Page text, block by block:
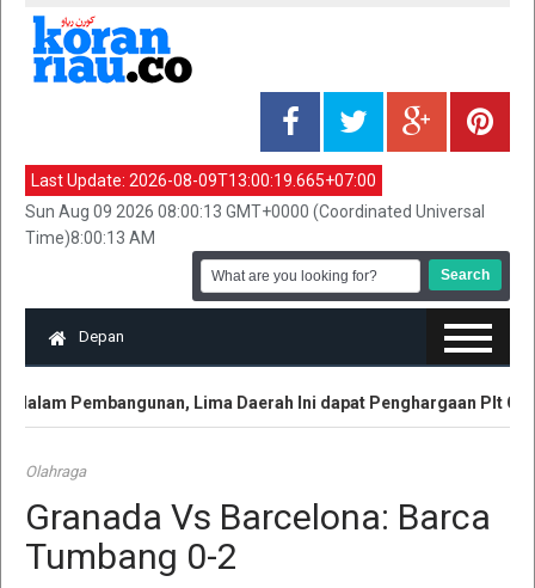
Last Update: 2026-08-09T13:00:19.665+07:00
Sun Aug 09 2026 08:00:13 GMT+0000 (Coordinated Universal
Time)8:00:13 AM
Depan
Pembangunan, Lima Daerah Ini dapat Penghargaan Plt
Olahraga
Granada Vs Barcelona: Barca
Tumbang 0-2